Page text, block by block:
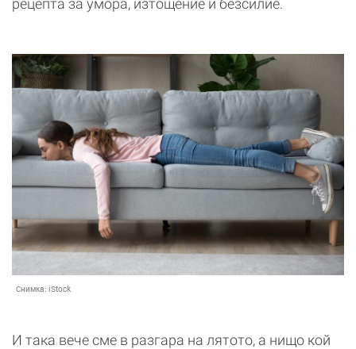
рецепта за умора, изтощение и безсилие.
Снимка: iStock
И така вече сме в разгара на лятото, а нищо кой